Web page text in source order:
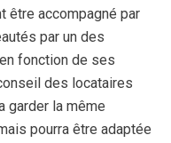
être accompagné par
par un des
fonction de ses
des locataires
garder la même
pourra être adaptée